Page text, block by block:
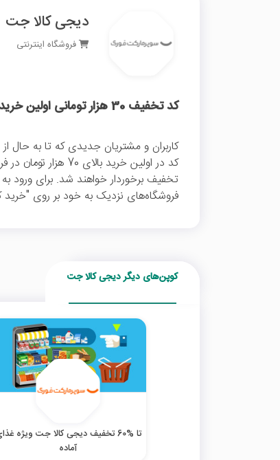
دیجی کالا جت
فروشگاه اینترنتی
کد تخفیف 30 هزار تومانی اولین خرید دیجی کالا جت
کاربران و مشتریان جدیدی که تا به حال
کد در اولین خرید بالای 70 هزار تومان در فروشگاه سوپرمارکتی
تخفیف برخوردار خواهند شد. برای
فروشگاه‌های نزدیک به خود بر روی "خرید
کوپن‌های دیگر دیجی کالا جت
تا %60 تخفیف دیجی کالا جت ویژه
آماده